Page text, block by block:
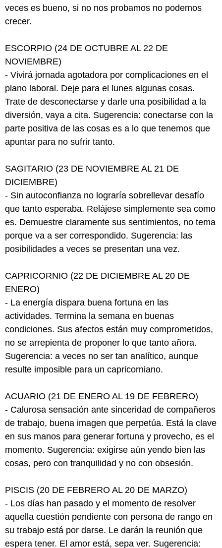
veces es bueno, si no nos probamos no podemos
crecer.
ESCORPIO (24 DE OCTUBRE AL 22 DE
NOVIEMBRE)
- Vivirá jornada agotadora por complicaciones en el
plano laboral. Deje para el lunes algunas cosas.
Trate de desconectarse y darle una posibilidad a la
diversión, vaya a cita. Sugerencia: conectarse con la
parte positiva de las cosas es a lo que tenemos que
apuntar para no sufrir tanto.
SAGITARIO (23 DE NOVIEMBRE AL 21 DE
DICIEMBRE)
- Sin autoconfianza no lograría sobrellevar desafío
que tanto esperaba. Relájese simplemente sea como
es. Demuestre claramente sus sentimientos, no tema
porque va a ser correspondido. Sugerencia: las
posibilidades a veces se presentan una vez.
CAPRICORNIO (22 DE DICIEMBRE AL 20 DE
ENERO)
- La energía dispara buena fortuna en las
actividades. Termina la semana en buenas
condiciones. Sus afectos están muy comprometidos,
no se arrepienta de proponer lo que tanto añora.
Sugerencia: a veces no ser tan analítico, aunque
resulte imposible para un capricorniano.
ACUARIO (21 DE ENERO AL 19 DE FEBRERO)
- Calurosa sensación ante sinceridad de compañeros
de trabajo, buena imagen que perpetúa. Está la clave
en sus manos para generar fortuna y provecho, es el
momento. Sugerencia: exigirse aún yendo bien las
cosas, pero con tranquilidad y no con obsesión.
PISCIS (20 DE FEBRERO AL 20 DE MARZO)
- Los días han pasado y el momento de resolver
aquella cuestión pendiente con persona de rango en
su trabajo está por darse. Le darán la reunión que
espera tener. El amor está, sepa ver. Sugerencia: